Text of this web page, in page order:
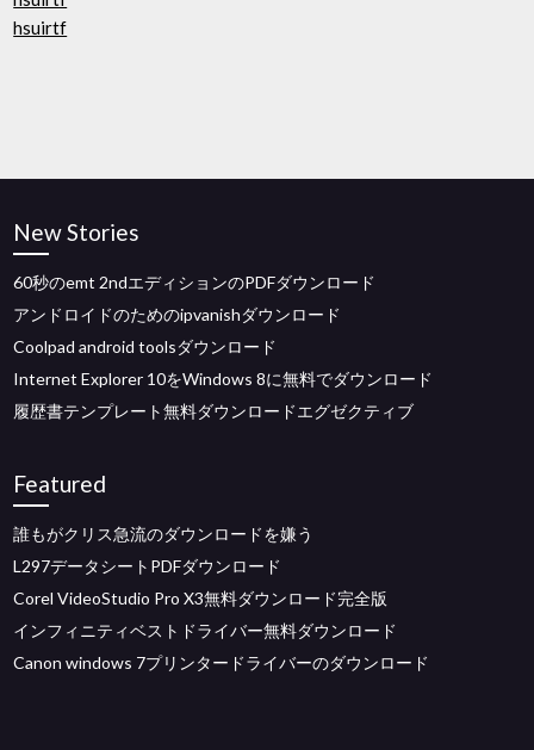
hsuirtf
New Stories
60秒のemt 2ndエディションのPDFダウンロード
アンドロイドのためのipvanishダウンロード
Coolpad android toolsダウンロード
Internet Explorer 10をWindows 8に無料でダウンロード
履歴書テンプレート無料ダウンロードエグゼクティブ
Featured
誰もがクリス急流のダウンロードを嫌う
L297データシートPDFダウンロード
Corel VideoStudio Pro X3無料ダウンロード完全版
インフィニティベストドライバー無料ダウンロード
Canon windows 7プリンタードライバーのダウンロード